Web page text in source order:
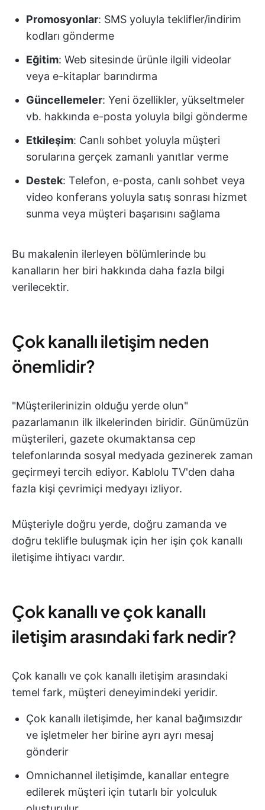
Promosyonlar: SMS yoluyla teklifler/indirim
kodları gönderme
Eğitim: Web sitesinde ürünle ilgili videolar
veya e-kitaplar barındırma
Güncellemeler: Yeni özellikler, yükseltmeler
vb. hakkında e-posta yoluyla bilgi gönderme
Etkileşim: Canlı sohbet yoluyla müşteri
sorularına gerçek zamanlı yanıtlar verme
Destek: Telefon, e-posta, canlı sohbet veya
video konferans yoluyla satış sonrası hizmet
sunma veya müşteri başarısını sağlama
Bu makalenin ilerleyen bölümlerinde bu
kanalların her biri hakkında daha fazla bilgi
verilecektir.
Çok kanallı iletişim neden
önemlidir?
"Müşterilerinizin olduğu yerde olun"
pazarlamanın ilk ilkelerinden biridir. Günümüzün
müşterileri, gazete okumaktansa cep
telefonlarında sosyal medyada gezinerek zaman
geçirmeyi tercih ediyor. Kablolu TV'den daha
fazla kişi çevrimiçi medyayı izliyor.
Müşteriyle doğru yerde, doğru zamanda ve
doğru teklifle buluşmak için her işin çok kanallı
iletişime ihtiyacı vardır.
Çok kanallı ve çok kanallı
iletişim arasındaki fark nedir?
Çok kanallı ve çok kanallı iletişim arasındaki
temel fark, müşteri deneyimindeki yeridir.
Çok kanallı iletişimde, her kanal bağımsızdır
ve işletmeler her birine ayrı ayrı mesaj
gönderir
Omnichannel iletişimde, kanallar entegre
edilerek müşteri için tutarlı bir yolculuk